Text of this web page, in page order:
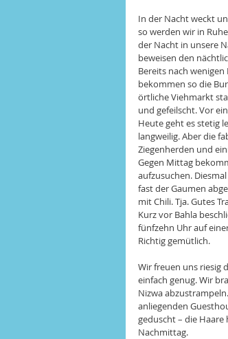
In der Nacht weckt
so werden wir in
der Nacht in unsere
beweisen den
Bereits nach
bekommen so die
örtliche Viehmarkt
und gefeilscht. Vor
Heute geht es stetig
langweilig. Aber die
Ziegenherden und
Gegen Mittag
aufzusuchen.
fast der Gaumen
mit Chili. Tja. Gutes
Kurz vor Bahla
fünfzehn Uhr auf
Richtig gemütlich.
Wir freuen uns riesig
einfach genug. Wir
Nizwa
anliegenden
geduscht – die Haare
Nachmittag.